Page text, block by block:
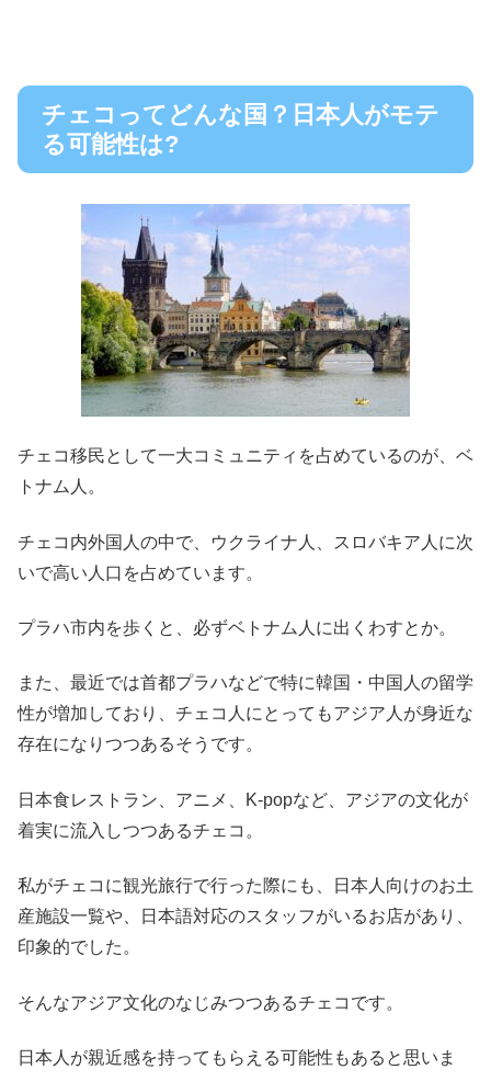
チェコってどんな国？日本人がモテ
る可能性は?
チェコ移民として一大コミュニティを占めているのが、 ベ
トナム人 。
チェコ内外国人の中で、ウクライナ人、スロバキア人に次
いで高い人口を占めています。
プラハ市内を歩くと、 必ずベトナム人に出くわすとか。
また、最近では首都プラハなどで特に韓国・中国人の留学
性が増加しており、 チェコ人にとってもアジア人が身近な
存在になりつつあるそうです。
日本食レストラン アニメ K-popなど、 アジアの文化が
着実に流入しつつあるチェコ。
私がチェコに観光旅行で行った際にも、日本人向けのお土
産施設一覧や、日本語対応のスタッフがいるお店があり、
印象的でした。
そんなアジア文化のなじみつつあるチェコ です。
日本人が親近感を持ってもらえる可能性もある と思いま